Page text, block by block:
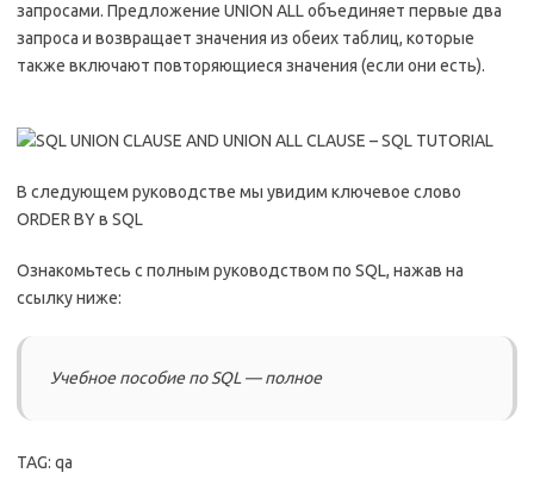
запросами. Предложение UNION ALL объединяет первые два
запроса и возвращает значения из обеих таблиц, которые
также включают повторяющиеся значения (если они есть).
В следующем руководстве мы увидим ключевое слово
ORDER BY в SQL
Ознакомьтесь с полным руководством по SQL, нажав на
ссылку ниже:
Учебное пособие по SQL — полное
TAG: qa